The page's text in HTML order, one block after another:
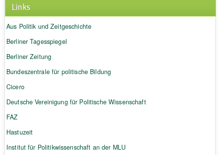
Links
Aus Politik und Zeitgeschichte
Berliner Tagesspiegel
Berliner Zeitung
Bundeszentrale für politische Bildung
Cicero
Deutsche Vereinigung für Politische Wissenschaft
FAZ
Hastuzeit
Institut für Politikwissenschaft an der MLU